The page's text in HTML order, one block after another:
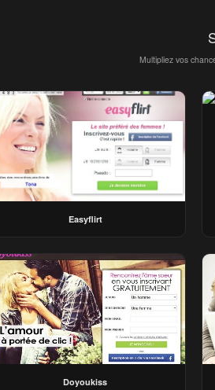
Multipliez vos
Easyflirt
Doyoukiss